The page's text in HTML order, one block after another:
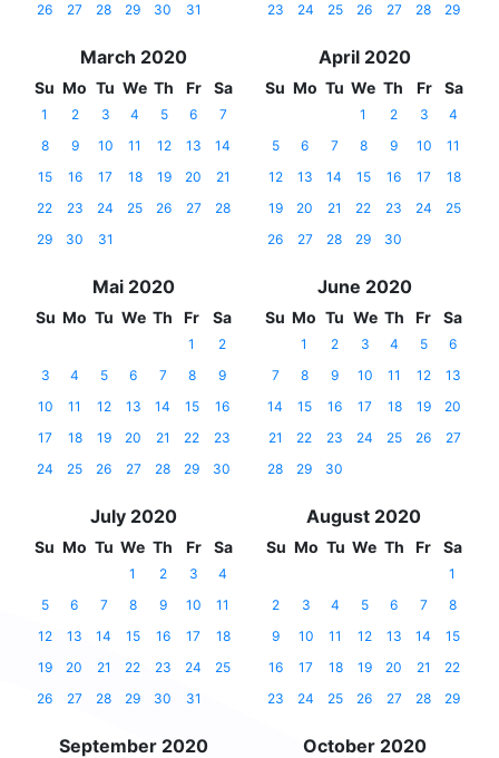
26
27 28 29 30 31
23
24 25 26 27 28 29
March 2020
Su Mo Tu We Th Fr Sa
1 2 3 4 5 6
7
8
9 10 11 12 13
14
15
16 17 18 19 20
21
22
23 24 25 26 27
28
29
30 31
April 2020
Su Mo Tu We Th Fr Sa
1 2 3
4
5
6 7 8 9 10
11
12
13 14 15 16 17
18
19
20 21 22 23 24
25
26
27 28 29 30
Mai 2020
Su Mo Tu We Th Fr Sa
1
2
3
4 5 6 7 8
9
10
11 12 13 14 15
16
17
18 19 20 21 22
23
24
25 26 27 28 29 30
June 2020
Su Mo Tu We Th Fr Sa
1 2 3 4 5
6
7
8 9 10 11 12
13
14
15 16 17 18 19
20
21
22 23 24 25 26
27
28
29 30
July 2020
Su Mo Tu We Th Fr Sa
1 2 3
4
5
6 7 8 9 10
11
12
13 14 15 16 17
18
19
20 21 22 23 24
25
26
27 28 29 30 31
August 2020
Su Mo Tu We Th Fr Sa
1
2
3 4 5 6 7
8
9
10 11 12 13 14
15
16
17 18 19 20 21
22
23
24 25 26 27 28 29
September 2020 October 2020